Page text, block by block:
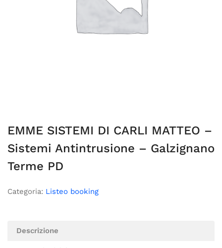
EMME SISTEMI DI CARLI MATTEO –
Sistemi Antintrusione – Galzignano
Terme PD
Categoria: Listeo booking
Descrizione